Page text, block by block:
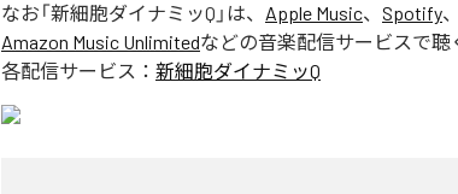
なお「新細胞ダイナミッQ 」は、 Apple Music、 Spotify、
Amazon Music Unlimitedなどの音楽配信サービスで聴
各配信サービス： 新細胞ダイナミッQ